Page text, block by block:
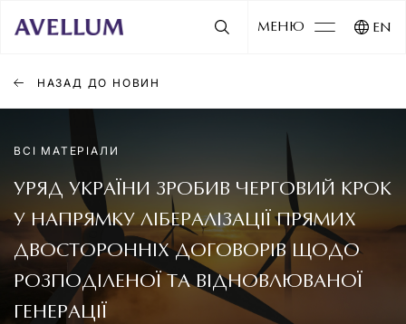
МЕНЮ EN
НАЗАД ДО НОВИН
ВСІ МАТЕРІАЛИ
УРЯД УКРАЇНИ ЗРОБИВ ЧЕРГОВИЙ КРОК
У НАПРЯМКУ ЛІБЕРАЛІЗАЦІЇ ПРЯМИХ
ДВОСТОРОННІХ ДОГОВОРІВ ЩОДО
РОЗПОДІЛЕНОЇ ТА ВІДНОВЛЮВАНОЇ
ГЕНЕРАЦІЇ